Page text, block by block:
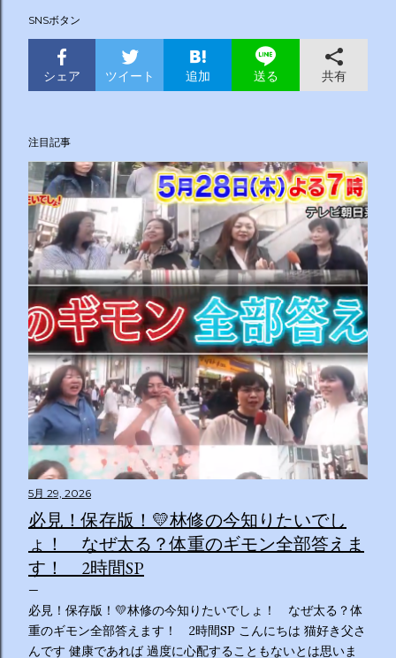
SNSボタン
シェア ツイート 追加 送る 共有
注目記事
5月 29, 2026
必見！保存版！💛林修の今知りたいでし
ょ！ なぜ太る？体重のギモン全部答えま
す！ 2時間SP
必見！保存版！💛林修の今知りたいでしょ！ なぜ太る？体
重のギモン全部答えます！ 2時間SP こんにちは 猫好き父さ
んです 健康であれば 過度に心配することもないとは思いま